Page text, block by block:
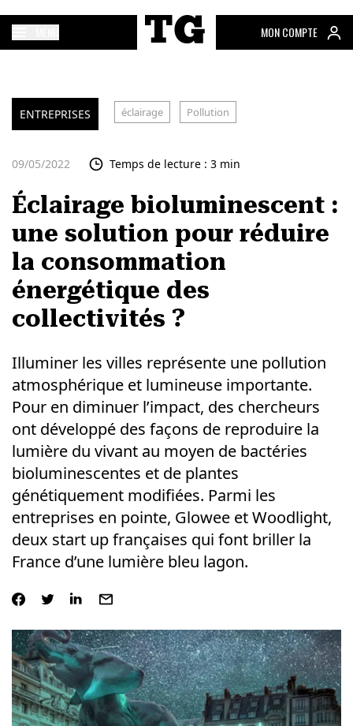
MON COMPTE
ENTREPRISES éclairage Pollution
09/05/2022 Temps de lecture : 3 min
Éclairage bioluminescent :
une solution pour réduire
la consommation
énergétique des
collectivités ?
Illuminer les villes représente une pollution
atmosphérique et lumineuse importante.
Pour en diminuer l’impact, des chercheurs
ont développé des façons de reproduire la
lumière du vivant au moyen de bactéries
bioluminescentes et de plantes
génétiquement modifiées. Parmi les
entreprises en pointe, Glowee et Woodlight,
deux start up françaises qui font briller la
France d’une lumière bleu lagon.